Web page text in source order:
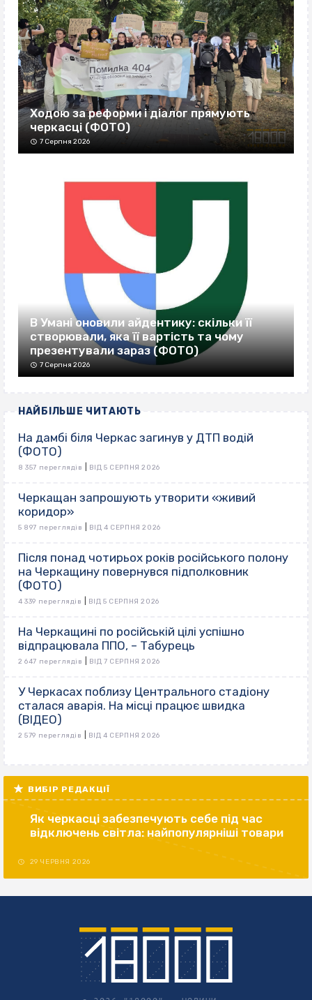
Ходою за реформи і діалог прямують
черкасці (ФОТО)
7 Серпня 2026
В Умані оновили айдентику: скільки її
створювали, яка її вартість та чому
презентували зараз (ФОТО)
7 Серпня 2026
НАЙБІЛЬШЕ ЧИТАЮТЬ
На дамбі біля Черкас загинув у ДТП водій
(ФОТО)
8 357 переглядів ВІД 5 СЕРПНЯ 2026
Черкащан запрошують утворити «живий
коридор»
5 897 переглядів ВІД 4 СЕРПНЯ 2026
Після понад чотирьох років російського полону
на Черкащину повернувся підполковник
(ФОТО)
4 339 переглядів ВІД 5 СЕРПНЯ 2026
На Черкащині по російській цілі успішно
відпрацювала ППО, – Табурець
2 647 переглядів ВІД 7 СЕРПНЯ 2026
У Черкасах поблизу Центрального стадіону
сталася аварія. На місці працює швидка
(ВІДЕО)
2 579 переглядів ВІД 4 СЕРПНЯ 2026
ВИБІР РЕДАКЦІЇ
Як черкасці забезпечують себе під час
відключень світла: найпопулярніші товари
29 ЧЕРВНЯ 2026